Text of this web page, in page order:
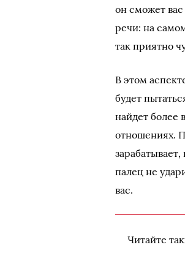
он сможет
речи: на
так приятно
В этом
будет
найдет более
отношениях.
палец не
вас.
Читайте